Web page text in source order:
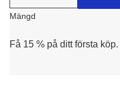
Mängd
Få 15 % på ditt första köp.